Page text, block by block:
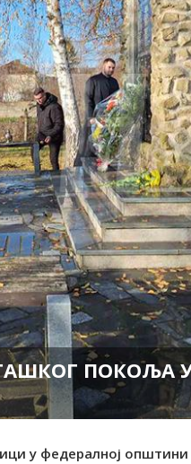
ПОКОЉА
у федералној општини